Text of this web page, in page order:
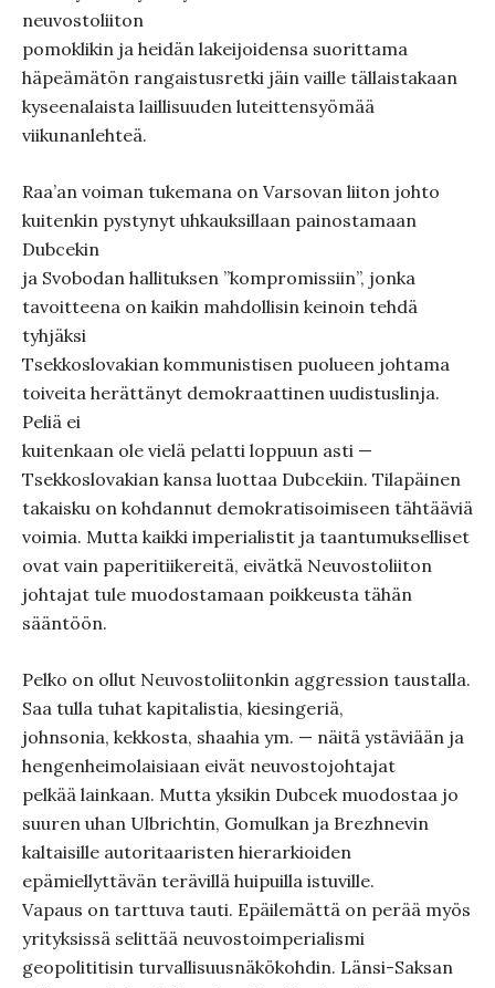
neuvostoliiton
pomoklikin ja heidän lakeijoidensa suorittama
häpeämätön rangaistusretki jäin vaille tällaistakaan
kyseenalaista laillisuuden luteittensyömää
viikunanlehteä.
Raa’an voiman tukemana on Varsovan liiton johto
kuitenkin pystynyt uhkauksillaan painostamaan
Dubcekin
ja Svobodan hallituksen ”kompromissiin”, jonka
tavoitteena on kaikin mahdollisin keinoin tehdä
tyhjäksi
Tsekkoslovakian kommunistisen puolueen johtama
toiveita herättänyt demokraattinen uudistuslinja.
Peliä ei
kuitenkaan ole vielä pelatti loppuun asti —
Tsekkoslovakian kansa luottaa Dubcekiin. Tilapäinen
takaisku on kohdannut demokratisoimiseen tähtääviä
voimia. Mutta kaikki imperialistit ja taantumukselliset
ovat vain paperitiikereitä, eivätkä Neuvostoliiton
johtajat tule muodostamaan poikkeusta tähän
sääntöön.
Pelko on ollut Neuvostoliitonkin aggression taustalla.
Saa tulla tuhat kapitalistia, kiesingeriä,
johnsonia, kekkosta, shaahia ym. — näitä ystäviään ja
hengenheimolaisiaan eivät neuvostojohtajat
pelkää lainkaan. Mutta yksikin Dubcek muodostaa jo
suuren uhan Ulbrichtin, Gomulkan ja Brezhnevin
kaltaisille autoritaaristen hierarkioiden
epämiellyttävän terävillä huipuilla istuville.
Vapaus on tarttuva tauti. Epäilemättä on perää myös
yrityksissä selittää neuvostoimperialismi
geopolititisin turvallisuusnäkökohdin. Länsi-Saksan